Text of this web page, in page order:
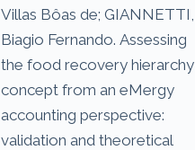
Villas Bôas de; GIANNETTI,
Biagio Fernando. Assessing
the food recovery hierarchy
concept from an eMergy
accounting perspective:
validation and theoretical